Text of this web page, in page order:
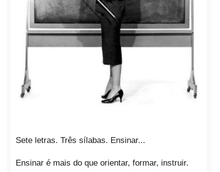
Sete letras. Três sílabas. Ensinar...
Ensinar é mais do que orientar, formar, instruir.